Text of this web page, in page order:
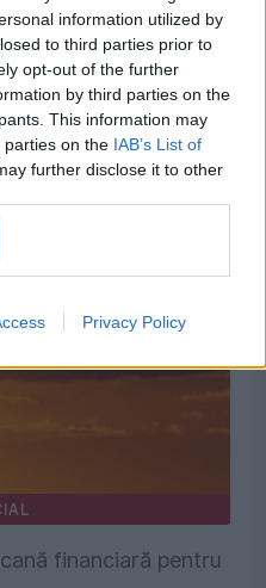
information utilized by
to third parties prior to
opt-out of the further
by third parties on the
This information may
parties on the IAB’s List of
further disclose it to other
Privacy Policy
online sunt
pe primul
financiară pentru